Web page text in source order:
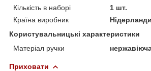
Кількість в наборі
1 шт.
Країна виробник
Нідерланди
Користувальницькі характеристики
Матеріал ручки
Приховати